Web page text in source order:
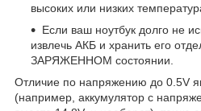
высоких или низких
Если ваш ноутбук долго не
извлечь АКБ и хранить его
ЗАРЯЖЕННОМ состоянии.
Отличие по напряжению до 0.5V
(например, аккумулятор с